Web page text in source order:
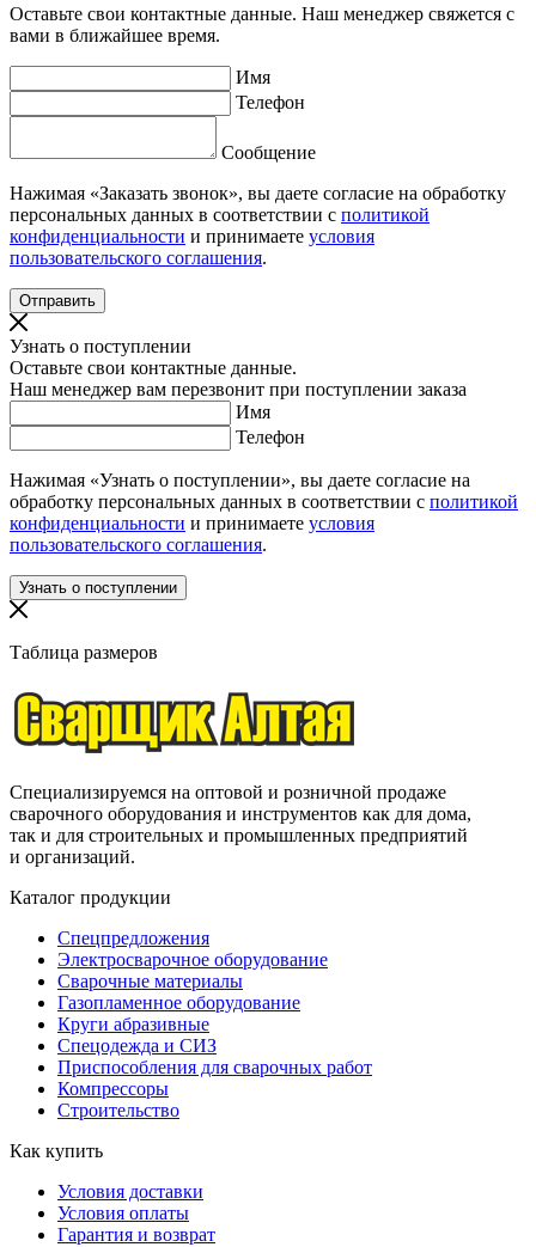
Оставьте свои контактные данные. Наш менеджер свяжется с
вами в ближайшее время.
Имя
Телефон
Сообщение
Нажимая «Заказать звонок», вы даете согласие на обработку
персональных данных в соответствии с политикой
конфиденциальности и принимаете условия
пользовательского соглашения.
Узнать о поступлении
Оставьте свои контактные данные.
Наш менеджер вам перезвонит при поступлении заказа
Имя
Телефон
Нажимая «Узнать о поступлении», вы даете согласие на
обработку персональных данных в соответствии с политикой
конфиденциальности и принимаете условия
пользовательского соглашения.
Таблица размеров
Специализируемся на оптовой и розничной продаже
сварочного оборудования и инструментов как для дома,
так и для строительных и промышленных предприятий
и организаций.
Каталог продукции
Спецпредложения
Электросварочное оборудование
Сварочные материалы
Газопламенное оборудование
Круги абразивные
Спецодежда и СИЗ
Приспособления для сварочных работ
Компрессоры
Строительство
Как купить
Условия доставки
Условия оплаты
Гарантия и возврат